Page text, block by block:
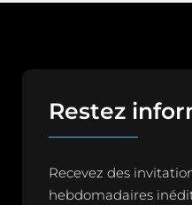
Restez
Recevez des
hebdomadaires